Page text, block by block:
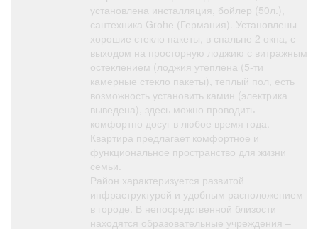
установлена инсталляция, бойлер (50л.),
сантехника Grоhе (Германия). Установлены
хорошие стекло пакеты, в спальне 2 окна, с
выходом на просторную лоджию с витражным
остеклением (лоджия утеплена (5-ти
камерные стекло пакеты), теплый пол, есть
возможность установить камин (электрика
выведена), здесь можно проводить
комфортно досуг в любое время года.
Квартира предлагает комфортное и
функциональное пространство для жизни
семьи.
Район характеризуется развитой
инфраструктурой и удобным расположением
в городе. В непосредственной близости
находятся образовательные учреждения –